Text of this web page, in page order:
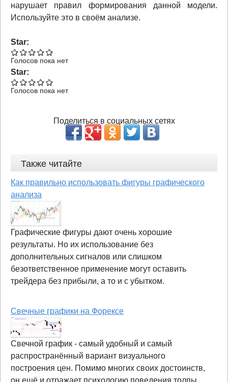
нарушает правил формирования данной модели.
Используйте это в своём анализе.
Star:
Голосов пока нет
Star:
Голосов пока нет
Поделиться в социальных сетях
Также читайте
Как правильно использовать фигуры графического
анализа
Графические фигуры дают очень хорошие
результаты. Но их использование без
дополнительных сигналов или слишком
безответственное применение могут оставить
трейдера без прибыли, а то и с убытком.
Свечные графики на Форексе
Свечной график - самый удобный и самый
распространённый вариант визуального
построения цен. Помимо многих своих достоинств,
он ещё и отражает психологию поведения толпы,